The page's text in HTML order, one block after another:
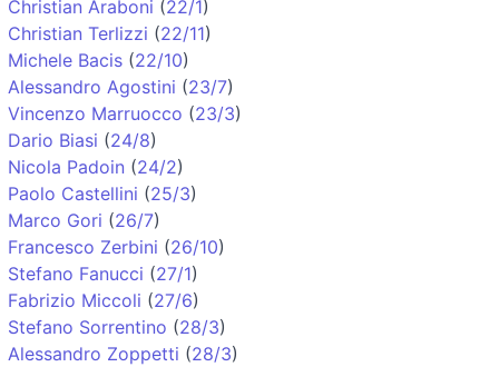
Christian Araboni (22/1)
Christian Terlizzi (22/11)
Michele Bacis (22/10)
Alessandro Agostini (23/7)
Vincenzo Marruocco (23/3)
Dario Biasi (24/8)
Nicola Padoin (24/2)
Paolo Castellini (25/3)
Marco Gori (26/7)
Francesco Zerbini (26/10)
Stefano Fanucci (27/1)
Fabrizio Miccoli (27/6)
Stefano Sorrentino (28/3)
Alessandro Zoppetti (28/3)